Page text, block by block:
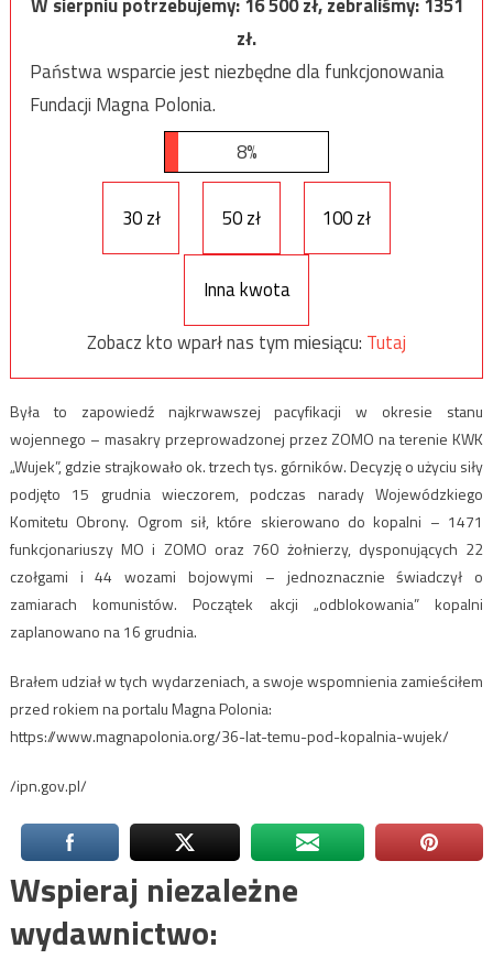
zł.
Państwa wsparcie jest niezbędne dla funkcjonowania
Fundacji Magna Polonia.
8%
30 zł 50 zł 100 zł
Inna kwota
Zobacz kto wparł nas tym miesiącu: Tutaj
Była to zapowiedź najkrwawszej pacyfikacji w okresie stanu
wojennego – masakry przeprowadzonej przez ZOMO na terenie KWK
„Wujek”, gdzie strajkowało ok. trzech tys. górników. Decyzję o użyciu siły
podjęto 15 grudnia wieczorem, podczas narady Wojewódzkiego
Komitetu Obrony. Ogrom sił, które skierowano do kopalni – 1471
funkcjonariuszy MO i ZOMO oraz 760 żołnierzy, dysponujących 22
czołgami i 44 wozami bojowymi – jednoznacznie świadczył o
zamiarach komunistów. Początek akcji „odblokowania” kopalni
zaplanowano na 16 grudnia.
Brałem udział w tych wydarzeniach, a swoje wspomnienia zamieściłem
przed rokiem na portalu Magna Polonia:
https://www.magnapolonia.org/36-lat-temu-pod-kopalnia-wujek/
/ipn.gov.pl/
Wspieraj niezależne
wydawnictwo: